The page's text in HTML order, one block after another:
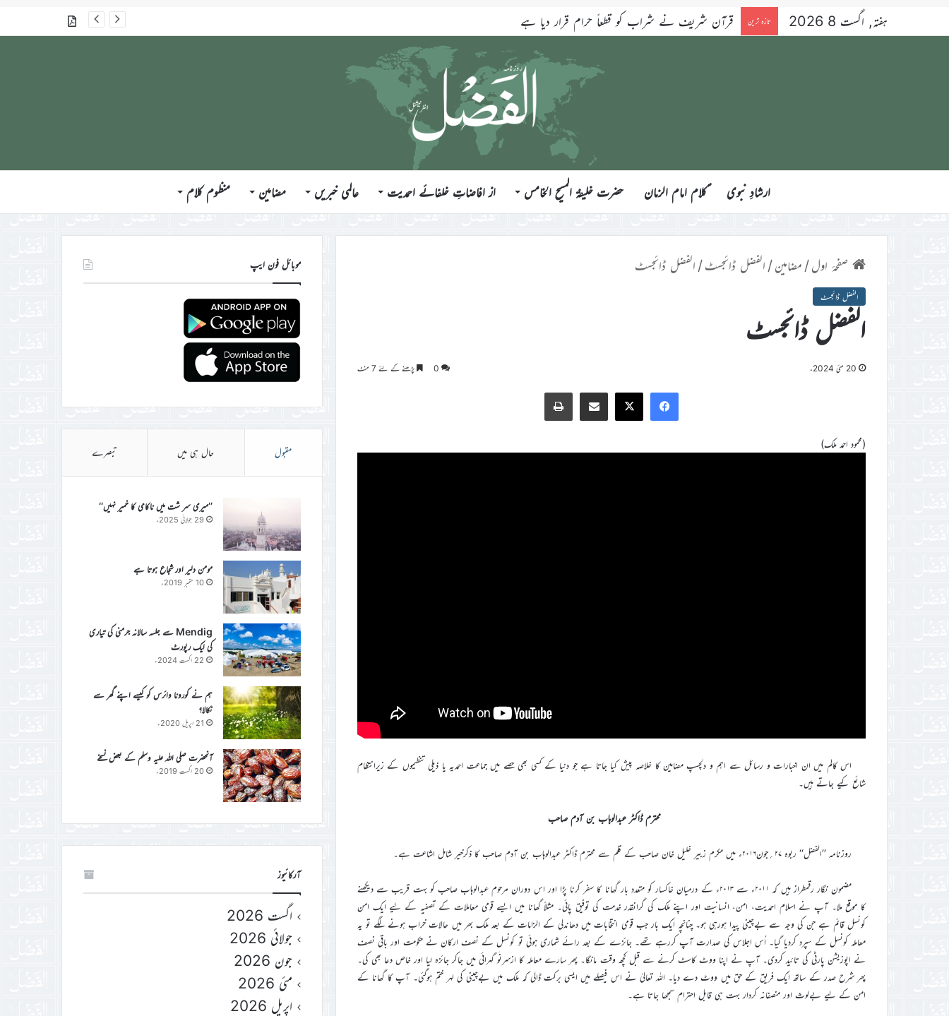
ہفتہ, اگست 8 2026 تازہ ترین قرآن شریف نے شراب کو قطعاً حرام قرار دیا ہے گذشتہ شمارے
ارشادِ نبوی ؑکلام امام الزمان حضرت خلیفۃ المسیح الخامس از افاضاتِ خلفائے احمدیت عالمی خبریں مضامین منظوم کلام
صفحۂ اول/ مضامین/ الفضل ڈائجسٹ/ الفضل ڈائجسٹ
الفضل ڈائجسٹ
الفضل ڈائجسٹ
20 مئی 2024ء 0 پڑھنے کے لئے 7 منٹ
Facebook
X
Share via Email
Print
(محمود احمد ملک)
اس کالم میں ان اخبارات و رسائل سے اہم و دلچسپ مضامین کا خلاصہ پیش کیا جاتا ہے جو دنیا کے کسی بھی حصے میں جماعت احمدیہ یا ذیلی تنظیموں کے زیرانتظام
شائع کیے جاتے ہیں۔
محترم ڈاکٹر عبدالوہاب بن آدم صاحب
روزنامہ ’’الفضل‘‘ ربوہ ۲۷؍جون۲۰۱۶ء میں مکرم زبیر خلیل خان صاحب کے قلم سے محترم ڈاکٹر عبدالوہاب بن آدم صاحب کا ذکرخیر شامل اشاعت ہے۔
مضمون نگار رقمطراز ہیں کہ ۲۰۱۱ء سے ۲۰۱۳ء کے درمیان خاکسار کو متعدد بار گھانا کا سفر کرنا پڑا اور اس دوران مرحوم عبدالوہاب صاحب کو بہت قریب سے دیکھنے
کا موقع ملا۔ آپ نے اسلام احمدیت، امن، انسانیت اور اپنے ملک کی گرانقدر خدمت کی توفیق پائی۔ مثلاً گھانا میں ایسے قومی معاملات کے تصفیہ کے لیے ایک امن
کونسل قائم ہے جن کی وجہ سے بےچینی پیدا ہورہی ہو۔ چنانچہ ایک بار جب قومی انتخابات میں دھاندلی کے الزامات کے بعد ملک بھر میں حالات خراب ہونے لگے تو یہ
معاملہ کونسل کے سپرد کردیا گیا۔ اُس اجلاس کی صدارت آپ کررہے تھے۔ جائزے کے بعد رائے شماری ہوئی تو کونسل کے نصف ارکان نے حکومت اور باقی نصف
نے اپوزیشن پارٹی کی تائید کردی۔ آپ نے اپنا ووٹ کاسٹ کرنے سے قبل کچھ وقت مانگا۔ پھر سارے معاملہ کا ازسرنَو گہرائی میں جاکر جائزہ لیا اور خاص دعا بھی کی۔
پھر شرح صدر کے ساتھ ایک فریق کے حق میں ووٹ دے دیا۔ اللہ تعالیٰ نے اس فیصلے میں ایسی برکت ڈالی کہ ملک میں بےچینی کی لہر ختم ہوگئی۔ آپ کا گھانا کے
امن کے لیے بےلوث اور منصفانہ کردار بہت ہی قابل احترام سمجھا جاتا ہے۔
موبائل فون ایپ
مقبول حال ہی میں تبصرے
’’میری سر شت میں ناکامی کا خمیر نہیں‘‘
29 جولائی 2025ء
مومن دلیر اور شجاع ہوتا ہے
10 ستمبر 2019ء
Mendig سے جلسہ سالانہ جرمنی کی تیاری
کی ایک رپورٹ
22 اگست 2024ء
ہم نے کورونا وائرس کو کیسے اپنے گھر سے
نکالا؟
21 اپریل 2020ء
آنحضرت صلی اللہ علیہ وسلم کے بعض نسخے
20 اگست 2019ء
آرکائیوز
اگست 2026
جولائی 2026
جون 2026
مئی 2026
اپریل 2026